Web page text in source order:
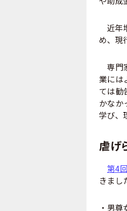
近年
め、現
専門
業には
ては勧
かなか
学び、
虐げ
第4回
きまし
・男